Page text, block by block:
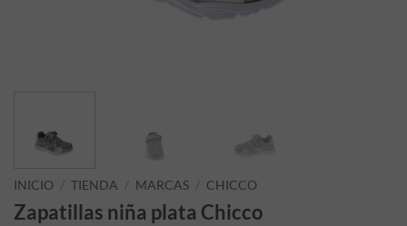
INICIO / TIENDA / MARCAS / CHICCO
Zapatillas niña plata Chicco